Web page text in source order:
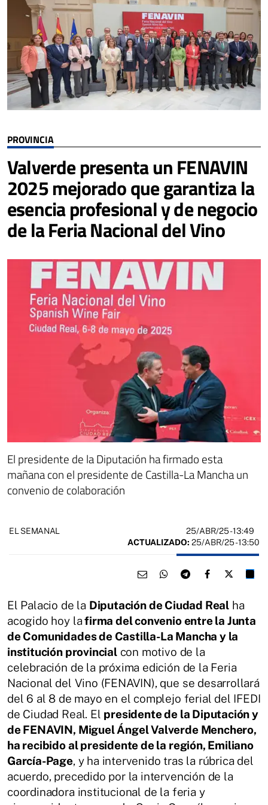
PROVINCIA
Valverde presenta un FENAVIN
2025 mejorado que garantiza la
esencia profesional y de negocio
de la Feria Nacional del Vino
El presidente de la Diputación ha firmado esta
mañana con el presidente de Castilla-La Mancha un
convenio de colaboración
EL SEMANAL 25/ABR/25- 13:49
ACTUALIZADO: 25/ABR/25 - 13:50
El Palacio de la Diputación de Ciudad Real ha
acogido hoy lafirma del convenio entre la Junta
de Comunidades de Castilla-La Mancha y la
institución provincialcon motivo de la
celebración de la próxima edición de la Feria
Nacional del Vino (FENAVIN), que se desarrollará
del 6 al 8 de mayo en el complejo ferial del IFEDI
de Ciudad Real. El presidente de la Diputación y
de FENAVIN, Miguel Ángel Valverde Menchero,
ha recibido al presidente de la región, Emiliano
García-Page, y ha intervenido tras la rúbrica del
acuerdo, precedido por la intervención de la
coordinadora institucional de la feria y